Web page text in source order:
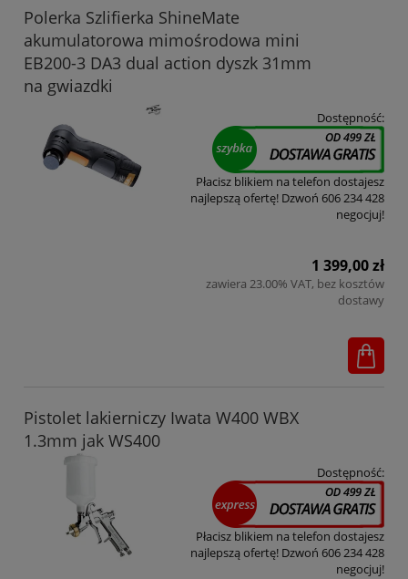
Polerka Szlifierka ShineMate
akumulatorowa mimośrodowa mini
EB200-3 DA3 dual action dyszk 31mm
na gwiazdki
Dostępność:
Płacisz blikiem na telefon dostajesz
najlepszą ofertę! Dzwoń 606 234 428
negocjuj!
1 399,00 zł
zawiera 23.00% VAT, bez kosztów
dostawy
Pistolet lakierniczy Iwata W400 WBX
1.3mm jak WS400
Dostępność:
Płacisz blikiem na telefon dostajesz
najlepszą ofertę! Dzwoń 606 234 428
negocjuj!